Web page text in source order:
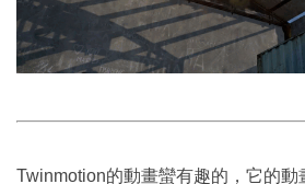
Twinmotion的動畫蠻有趣的，它的動